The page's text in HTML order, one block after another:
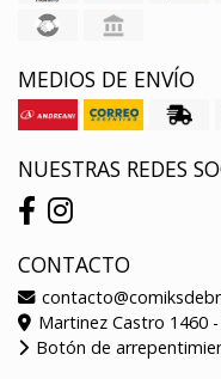
MEDIOS DE ENVÍO
NUESTRAS REDES
CONTACTO
Martinez Castro 1460
Botón de